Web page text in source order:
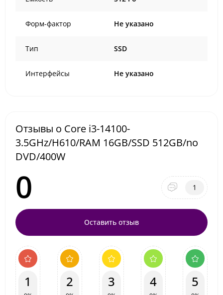
Форм-фактор Не указано
Тип SSD
Интерфейсы Не указано
Отзывы о Core i3-14100-
3.5GHz/H610/RAM 16GB/SSD 512GB/no
DVD/400W
0 1
Оставить отзыв
1 2 3 4 5